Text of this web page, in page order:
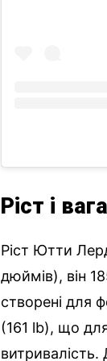
Ріст і
Ріст Ютти
дюймів), він
створені для
(161 lb), що